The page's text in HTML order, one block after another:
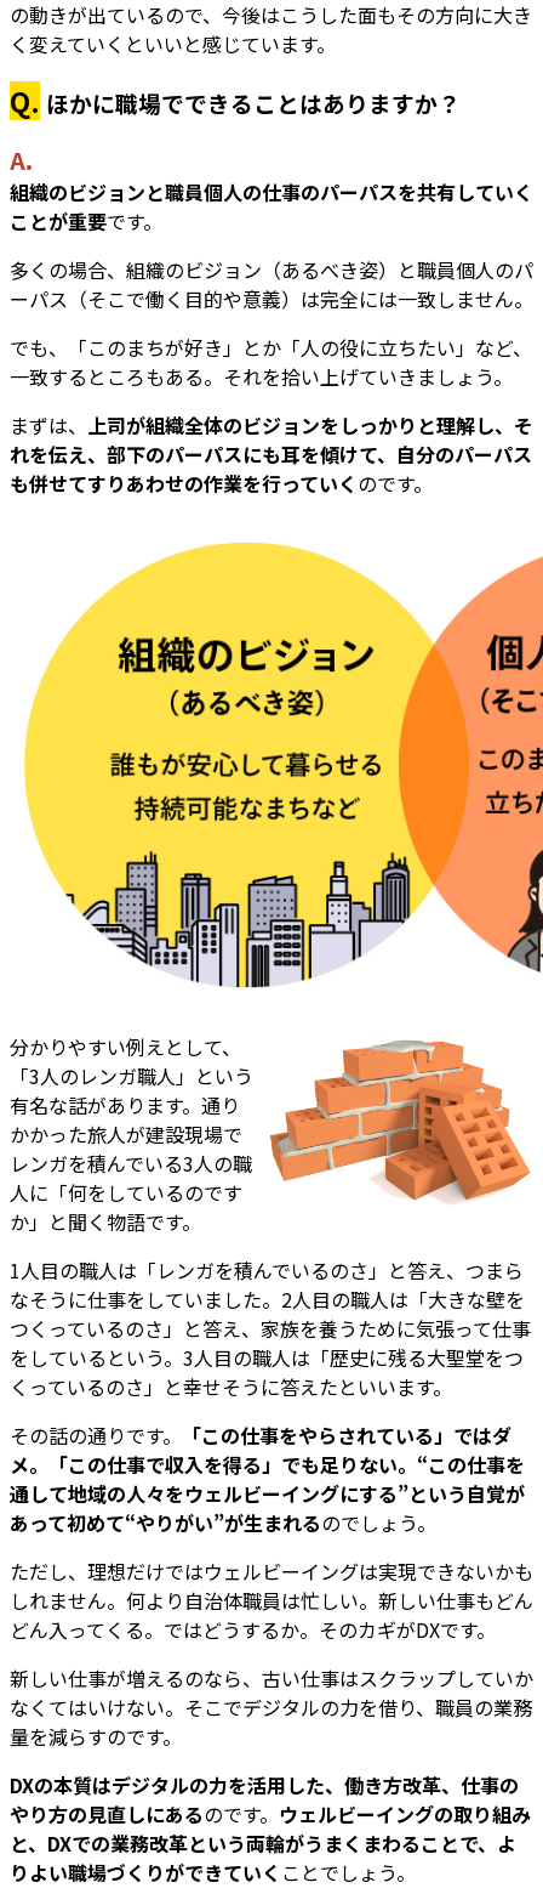
の動きが出ているので、今後はこうした面もその方向に大き
く変えていくといいと感じています。
Q. ほかに職場でできることはありますか？
A.
組織のビジョンと職員個人の仕事のパーパスを共有していく
ことが重要です。
多くの場合、組織のビジョン（あるべき姿）と職員個人のパ
ーパス（そこで働く目的や意義）は完全には一致しません。
でも、「このまちが好き」とか「人の役に立ちたい」など、
一致するところもある。それを拾い上げていきましょう。
まずは、
上司が組織全体のビジョンをしっかりと理解し、そ
れを伝え、部下のパーパスにも耳を傾けて、自分のパーパス
も併せてすりあわせの作業を行っていく のです。
分かりやすい例えとして、
「3人のレンガ職人」という
有名な話があります。通り
かかった旅人が建設現場で
レンガを積んでいる3人の職
人に「何をしているのです
か」と聞く物語です。
1人目の職人は「レンガを積んでいるのさ」と答え、つまら
なそうに仕事をしていました。2人目の職人は「大きな壁を
つくっているのさ」と答え、家族を養うために気張って仕事
をしているという。3人目の職人は「歴史に残る大聖堂をつ
くっているのさ」と幸せそうに答えたといいます。
その話の通りです。
「この仕事をやらされている」ではダ
メ。「この仕事で収入を得る」でも足りない。“この仕事を
通して地域の人々をウェルビーイングにする”という自覚が
あって初めて“やりがい”が生まれるのでしょう。
ただし、理想だけではウェルビーイングは実現できないかも
しれません。何より自治体職員は忙しい。新しい仕事もどん
どん入ってくる。ではどうするか。そのカギがDXです。
新しい仕事が増えるのなら、古い仕事はスクラップしていか
なくてはいけない。そこでデジタルの力を借り、職員の業務
量を減らすのです。
DXの本質はデジタルの力を活用した、働き方改革、仕事の
やり方の見直しにあるのです。 ウェルビーイングの取り組み
と、DXでの業務改革という両輪がうまくまわることで、よ
りよい職場づくりができていく ことでしょう。